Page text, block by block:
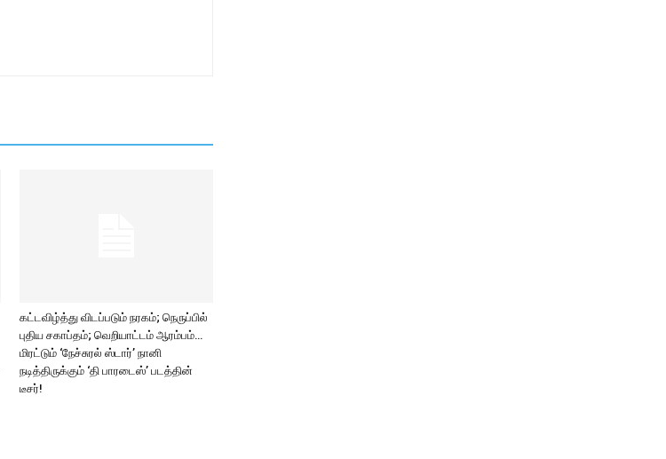
கட்டவிழ்த்து விடப்படும் நரகம்; நெருப்பில்
புதிய சகாப்தம்; வெறியாட்டம் ஆரம்பம்…
மிரட்டும் ‘நேச்சுரல் ஸ்டார்’ நானி
நடித்திருக்கும் ‘தி பாரடைஸ்’ படத்தின்
டீசர்!